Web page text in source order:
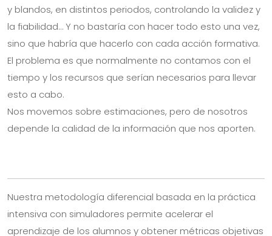
y blandos, en distintos periodos, controlando la validez y
la fiabilidad… Y no bastaría con hacer todo esto una vez,
sino que habría que hacerlo con cada acción formativa.
El problema es que normalmente no contamos con el
tiempo y los recursos que serían necesarios para llevar
esto a cabo.
Nos movemos sobre estimaciones, pero de nosotros
depende la calidad de la información que nos aporten.
Nuestra metodología diferencial basada en la práctica
intensiva con simuladores permite acelerar el
aprendizaje de los alumnos y obtener métricas objetivas